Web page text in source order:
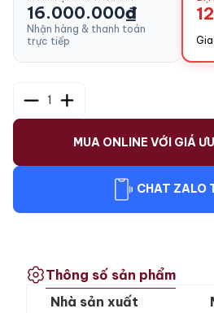
16.000.000₫
Nhận hàng & thanh toán
trực tiếp
1
MUA ONLINE VỚI GIÁ
CHAT ZALO
Thông số sản phẩm
Nhà sản xuất